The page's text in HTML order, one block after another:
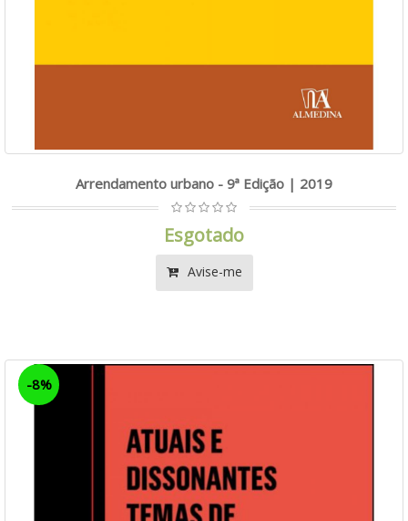
Arrendamento urbano - 9ª Edição | 2019
Esgotado
Avise-me
-8%